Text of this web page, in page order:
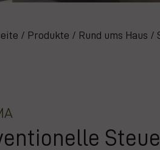
/ Produkte / Rund ums Haus /